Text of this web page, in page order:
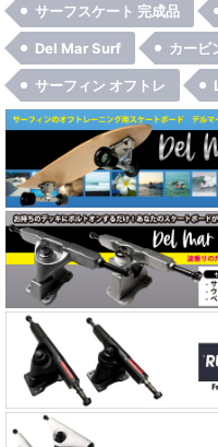
サーフスケート 完成品
Del Mar Surf カービ
サーフィン オフトレ